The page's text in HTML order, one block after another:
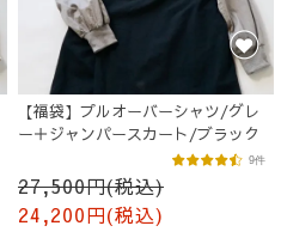
【福袋】プルオーバーシャツ/グレ
ー＋ジャンパースカート/ブラック
27,500円(税込)
24,200円(税込)
9件